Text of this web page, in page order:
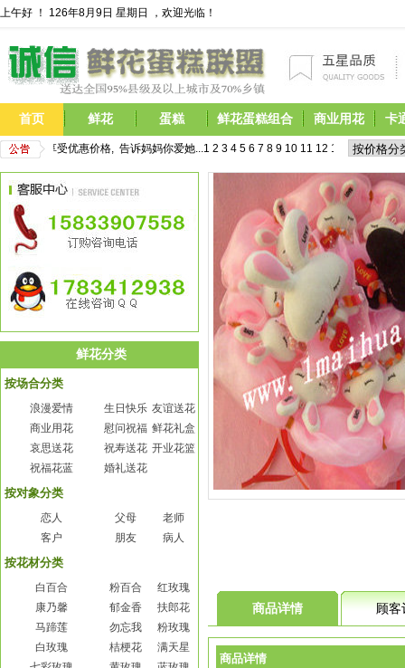
上午好 ！ 126年8月9日 星期日 ，欢迎光临！
首页 鲜花 蛋糕 鲜花蛋糕组合 商业用花 卡
即享受优惠价格,  告诉妈妈你爱她...1 2 3 4 5 6 7 8 9 10 11 12 13 15 16 17
鲜花分类
按场合分类
浪漫爱情 生日快乐 友谊送花
商业用花
慰问祝福 鲜花礼盒
哀思送花
祝寿送花 开业花篮
祝福花蓝
婚礼送花
按对象分类
恋人 父母
老师
客户
朋友 病人
按花材分类
白百合 粉百合
红玫瑰
康乃馨
郁金香
扶郎花
马蹄莲
勿忘我
粉玫瑰
白玫瑰
桔梗花
满天星
商品详情 顾客
商品详情